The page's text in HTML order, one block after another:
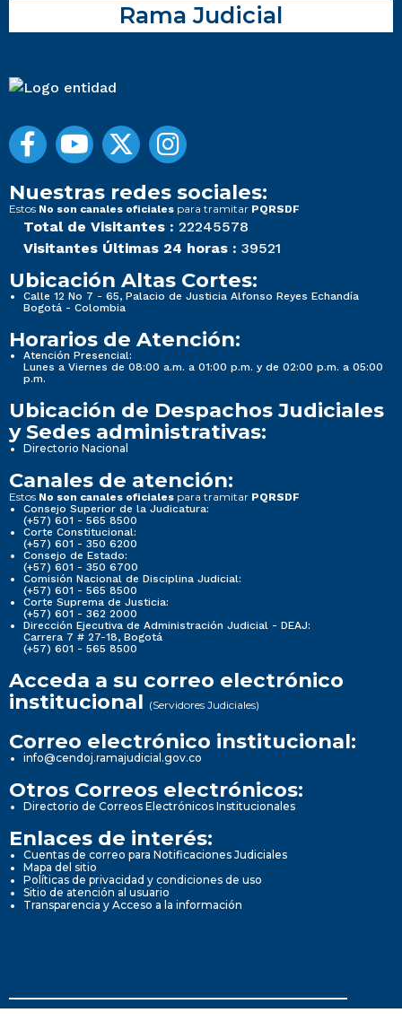
Rama Judicial
Nuestras redes sociales:
Estos No son canales oficiales para tramitar PQRSDF
Total de Visitantes : 22245578
Visitantes Últimas 24 horas : 39521
Ubicación Altas Cortes:
Calle 12 No 7 - 65, Palacio de Justicia Alfonso Reyes Echandía
Bogotá - Colombia
Horarios de Atención:
Atención Presencial:
Lunes a Viernes de 08:00 a.m. a 01:00 p.m. y de 02:00 p.m. a 05:00
p.m.
Ubicación de Despachos Judiciales
y Sedes administrativas:
Directorio Nacional
Canales de atención:
Estos No son canales oficiales para tramitar PQRSDF
Consejo Superior de la Judicatura:
(+57) 601 - 565 8500
Corte Constitucional:
(+57) 601 - 350 6200
Consejo de Estado:
(+57) 601 - 350 6700
Comisión Nacional de Disciplina Judicial:
(+57) 601 - 565 8500
Corte Suprema de Justicia:
(+57) 601 - 362 2000
Dirección Ejecutiva de Administración Judicial - DEAJ:
Carrera 7 # 27-18, Bogotá
(+57) 601 - 565 8500
Acceda a su correo electrónico
institucional (Servidores Judiciales)
Correo electrónico institucional:
info@cendoj.ramajudicial.gov.co
Otros Correos electrónicos:
Directorio de Correos Electrónicos Institucionales
Enlaces de interés:
Cuentas de correo para Notificaciones Judiciales
Mapa del sitio
Políticas de privacidad y condiciones de uso
Sitio de atención al usuario
Transparencia y Acceso a la información